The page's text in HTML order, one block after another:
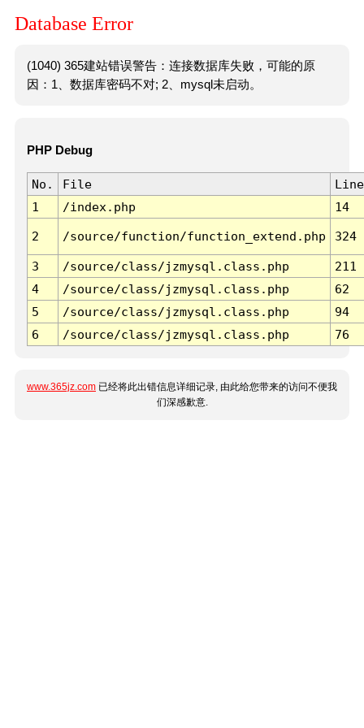
Database Error
(1040) 365建站错误警告：连接数据库失败，可能的原
因：1、数据库密码不对; 2、mysql未启动。
PHP Debug
No. File
Line
1
/index.php 14
2 /source/function/function_extend.php 324
3 /source/class/jzmysql.class.php
211
4
/source/class/jzmysql.class.php
62
5
/source/class/jzmysql.class.php
94
6
/source/class/jzmysql.class.php 76
www.365jz.com 已经将此出错信息详细记录, 由此给您带来的访问不便我
们深感歉意.